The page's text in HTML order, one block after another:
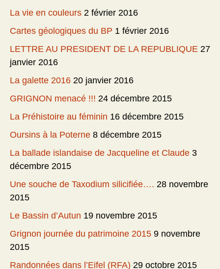
La vie en couleurs 2 février 2016
Cartes géologiques du BP 1 février 2016
LETTRE AU PRESIDENT DE LA REPUBLIQUE 27
janvier 2016
La galette 2016 20 janvier 2016
GRIGNON menacé !!! 24 décembre 2015
La Préhistoire au féminin 16 décembre 2015
Oursins à la Poterne 8 décembre 2015
La ballade islandaise de Jacqueline et Claude 3
décembre 2015
Une souche de Taxodium silicifiée…. 28 novembre
2015
Le Bassin d’Autun 19 novembre 2015
Grignon journée du patrimoine 2015 9 novembre
2015
Randonnées dans l’Eifel (RFA) 29 octobre 2015